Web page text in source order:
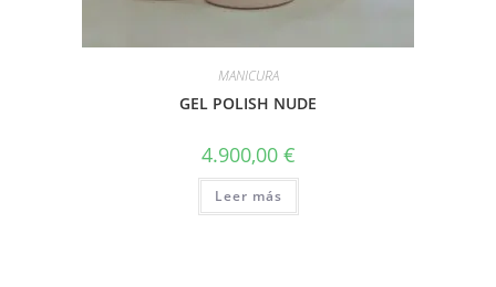
MANICURA
GEL POLISH NUDE
4.900,00 €
Leer más